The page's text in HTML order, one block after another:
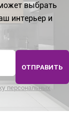
выбрать
интерьер и
персональных
ОТПРАВИТЬ